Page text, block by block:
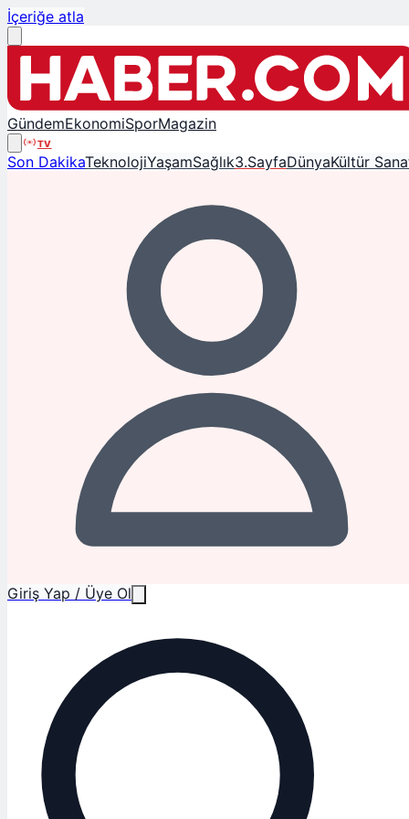
İçeriğe atla
GündemEkonomiSporMagazin
TV
Son DakikaTeknolojiYaşamSağlık3.SayfaDünyaKültür
Giriş Yap / Üye Ol